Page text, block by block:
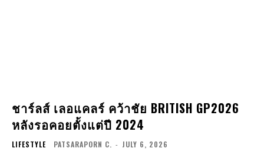
ชาร์ลส์ เลอแคลร์ คว้าชัย BRITISH GP2026
หลังรอคอยตั้งแต่ปี 2024
LIFESTYLE PATSARAPORN C. - JULY 6, 2026